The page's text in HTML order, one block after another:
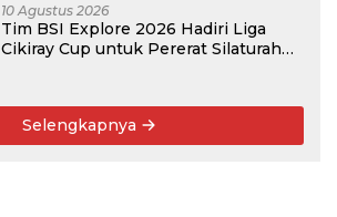
10 Agustus 2026
Tim BSI Explore 2026 Hadiri Liga
Cikiray Cup untuk Pererat Silaturahmi
Selengkapnya